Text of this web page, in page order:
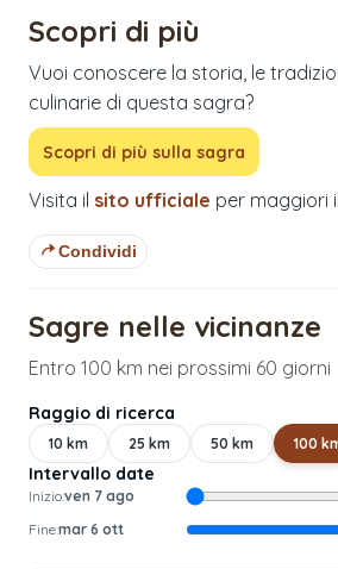
Scopri di più
Vuoi conoscere la storia, le
culinarie di questa sagra?
Scopri di più sulla sagra
Visita il sito ufficiale per maggiori
Condividi
Sagre nelle vicinanze
Entro 100 km nei prossimi 60 giorni
Raggio di ricerca
10 km 25 km 50 km 100
Intervallo date
Inizio:ven 7 ago
Fine:mar 6 ott